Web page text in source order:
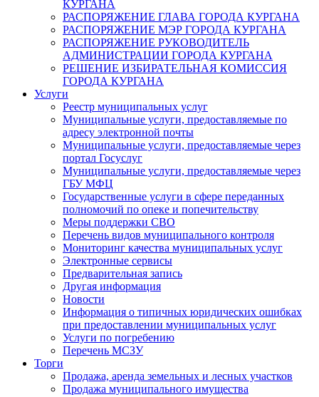
КУРГАНА
РАСПОРЯЖЕНИЕ ГЛАВА ГОРОДА КУРГАНА
РАСПОРЯЖЕНИЕ МЭР ГОРОДА КУРГАНА
РАСПОРЯЖЕНИЕ РУКОВОДИТЕЛЬ
АДМИНИСТРАЦИИ ГОРОДА КУРГАНА
РЕШЕНИЕ ИЗБИРАТЕЛЬНАЯ КОМИССИЯ
ГОРОДА КУРГАНА
Услуги
Реестр муниципальных услуг
Муниципальные услуги, предоставляемые по
адресу электронной почты
Муниципальные услуги, предоставляемые через
портал Госуслуг
Муниципальные услуги, предоставляемые через
ГБУ МФЦ
Государственные услуги в сфере переданных
полномочий по опеке и попечительству
Меры поддержки СВО
Перечень видов муниципального контроля
Мониторинг качества муниципальных услуг
Электронные сервисы
Предварительная запись
Другая информация
Новости
Информация о типичных юридических ошибках
при предоставлении муниципальных услуг
Услуги по погребению
Перечень МСЗУ
Торги
Продажа, аренда земельных и лесных участков
Продажа муниципального имущества